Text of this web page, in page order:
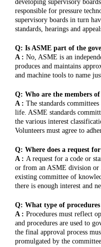
developing supervisory
responsible for pressure
supervisory boards in turn
standards, hearings and
Q: Is ASME part of the
A : No, ASME is an
produces and maintains
and machine tools to name
Q: Who are the members
A : The standards
life. ASME standards
the various interest
Volunteers must agree to
Q: Where does a request
A : A request for a code or
or from an ASME division or
existing committee of
there is enough interest and
Q: What type of
A : Procedures must reflect
and procedures are used to
the final approval process
promulgated by the